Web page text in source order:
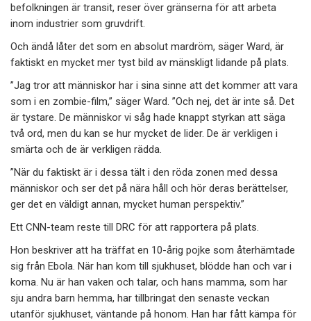
befolkningen är transit, reser över gränserna för att arbeta
inom industrier som gruvdrift.
Och ändå låter det som en absolut mardröm, säger Ward, är
faktiskt en mycket mer tyst bild av mänskligt lidande på plats.
”Jag tror att människor har i sina sinne att det kommer att vara
som i en zombie-film,” säger Ward. ”Och nej, det är inte så. Det
är tystare. De människor vi såg hade knappt styrkan att säga
två ord, men du kan se hur mycket de lider. De är verkligen i
smärta och de är verkligen rädda.
”När du faktiskt är i dessa tält i den röda zonen med dessa
människor och ser det på nära håll och hör deras berättelser,
ger det en väldigt annan, mycket human perspektiv.”
Ett CNN-team reste till DRC för att rapportera på plats.
Hon beskriver att ha träffat en 10-årig pojke som återhämtade
sig från Ebola. När han kom till sjukhuset, blödde han och var i
koma. Nu är han vaken och talar, och hans mamma, som har
sju andra barn hemma, har tillbringat den senaste veckan
utanför sjukhuset, väntande på honom. Han har fått kämpa för